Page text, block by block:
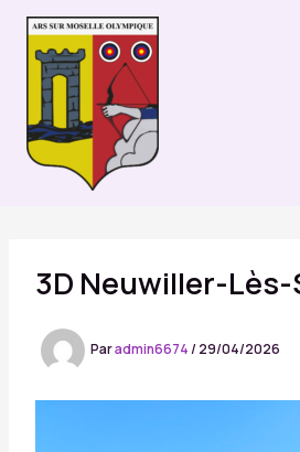
Aller
contenu
3D Neuwiller-
Paradmin6674/29/04/2026